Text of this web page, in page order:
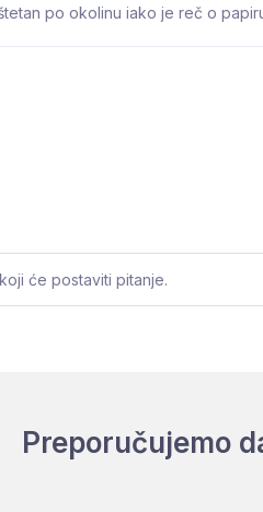
po okolinu iako je reč o
će postaviti pitanje.
Preporučujemo